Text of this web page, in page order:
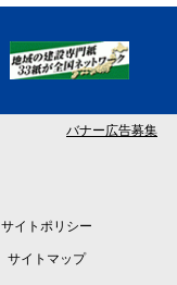
バナー広告募集
サイトポリシー
サイトマップ